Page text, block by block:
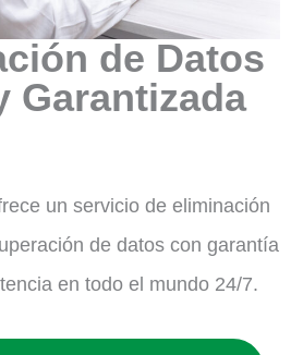
de Datos
Garantizada
un servicio de eliminación
de datos con garantía
en todo el mundo 24/7.